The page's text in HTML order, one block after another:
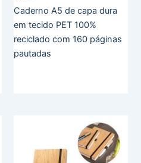
Caderno A5 de capa dura
em tecido PET 100%
reciclado com 160 páginas
pautadas